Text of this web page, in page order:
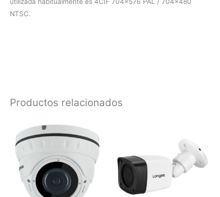
utilizada habitualmente es 4CIF 704×576 PAL / 704×480
NTSC.
Productos relacionados